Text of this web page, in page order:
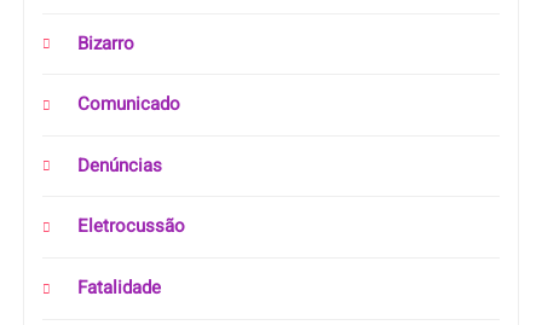
Bizarro
Comunicado
Denúncias
Eletrocussão
Fatalidade